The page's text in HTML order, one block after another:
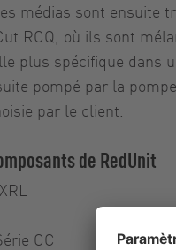
médias sont ensuite
RCQ, où ils sont
plus spécifique dans
pompé par la
par le client.
de RedUnit
CC